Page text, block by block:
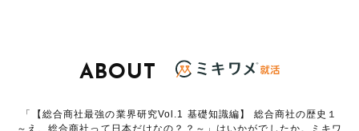
ABOUT
「【総合商社最強の業界研究Vol.1 基礎知識編】 総合商社の歴史１